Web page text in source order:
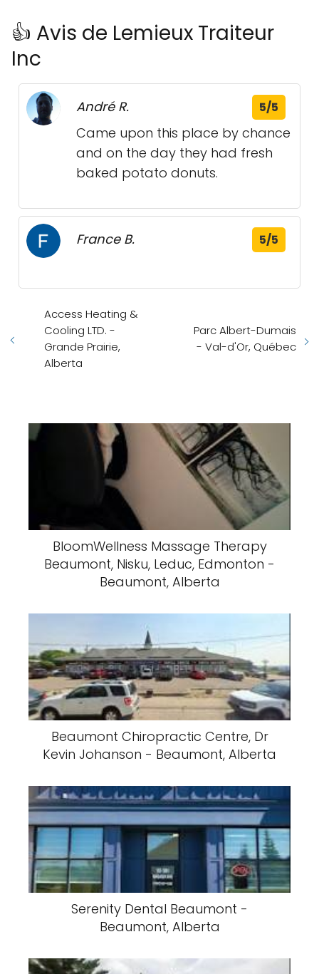
👍 Avis de Lemieux Traiteur
Inc
André R. 5/5
Came upon this place by chance
and on the day they had fresh
baked potato donuts.
France B. 5/5
Access Heating &
Cooling LTD. -
Grande Prairie,
Alberta
Parc Albert-Dumais
- Val-d'Or, Québec
BloomWellness Massage Therapy
Beaumont, Nisku, Leduc, Edmonton -
Beaumont, Alberta
Beaumont Chiropractic Centre, Dr
Kevin Johanson - Beaumont, Alberta
Serenity Dental Beaumont -
Beaumont, Alberta